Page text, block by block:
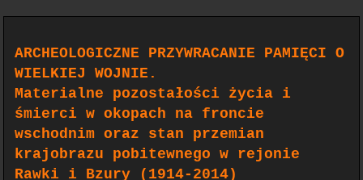
ARCHEOLOGICZNE PRZYWRACANIE PAMIĘCI O
WIELKIEJ WOJNIE.
Materialne pozostałości życia i
śmierci w okopach na froncie
wschodnim oraz stan przemian
krajobrazu pobitewnego w rejonie
Rawki i Bzury (1914-2014)